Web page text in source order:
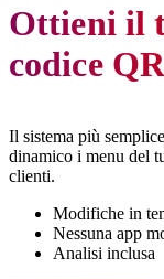
Ottieni il
codice
Il sistema più semplice
dinamico i menu del
clienti.
Modifiche in
Nessuna app
Analisi inclusa